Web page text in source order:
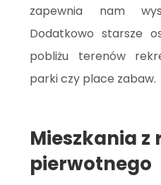
zapewnia nam
Dodatkowo starsze
pobliżu terenów
parki czy place zabaw.
Mieszkania z
pierwotnego